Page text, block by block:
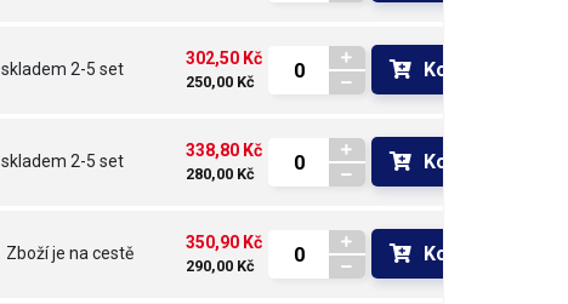
skladem 2-5 set
302,50 Kč
250,00 Kč
Koupit
skladem 2-5 set
338,80 Kč
280,00 Kč
Koupit
Zboží je na cestě
350,90 Kč
290,00 Kč
Koupit